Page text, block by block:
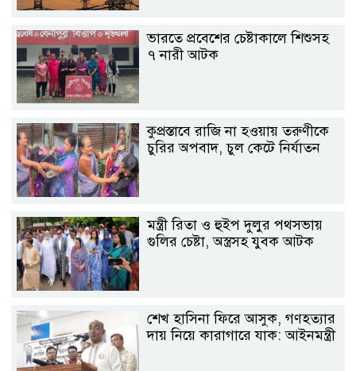
ভারতে প্রবেশের চেষ্টাকালে শিশুসহ
৭ নারী আটক
কুপ্রস্তাবে রাজি না হওয়ায় তরুণীকে
চুরির অপবাদ, চুল কেটে নির্যাতন
মন্ত্রী রিতা ও হুইপ দুলুর পথসভায়
গুলির চেষ্টা, অস্ত্রসহ যুবক আটক
শেখ হাসিনা ফিরে আসুক, গণহত্যার
দায় নিয়ে কারাগারে যাক: আইনমন্ত্রী